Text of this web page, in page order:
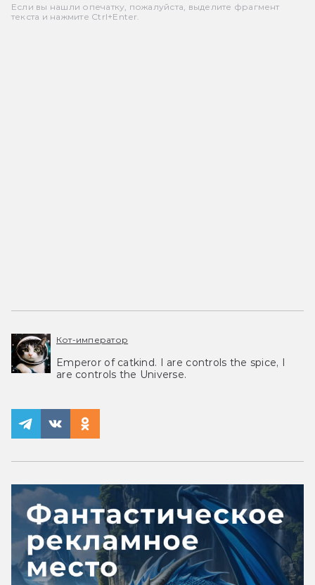
Если вы нашли опечатку, пожалуйста, выделите фрагмент
текста и нажмите Ctrl+Enter.
Кот-император
Emperor of catkind. I are controls the spice, I
are controls the Universe.